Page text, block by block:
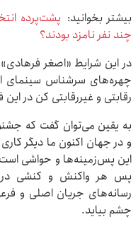
بیشتر بخوانید: پشت‌پرده
چند نفر نامزد بودند؟
در این شرایط «اصغر
چهره‌های سرشناس سینمای
رقابتی و غیررقابتی کن در
به یقین می‌توان گفت که
و در جهان اکنون ما دیگر
این پس‌زمینه‌ها و حواشی‌
پس هر واکنش و کنشی در
رسانه‌های جریان اصلی و
چشم بیاید.